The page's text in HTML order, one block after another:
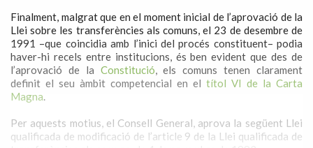
Finalment, malgrat que en el moment inicial de l’aprovació de la
Llei sobre les transferències als comuns, el 23 de desembre de
1991 –que coincidia amb l’inici del procés constituent– podia
haver-hi recels entre institucions, és ben evident que des de
l’aprovació de la Constitució, els comuns tenen clarament
definit el seu àmbit competencial en el títol VI de la Carta
Magna.
Per aquests motius, el Consell General, aprova la següent Llei
qualificada de modificació de l’article 9 de la Llei qualificada de